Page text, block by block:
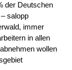
der Deutschen
salopp
immer
in allen
wollen